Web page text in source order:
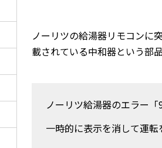
ノーリツの給湯器リモコンに
載されている中和器という部
ノーリツ給湯器のエラー「
一時的に表示を消して運